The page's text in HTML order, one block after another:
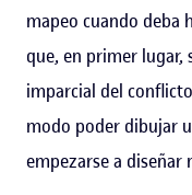
mapeo cuando deba
que, en primer lugar,
imparcial del
modo poder dibujar
empezarse a diseñar